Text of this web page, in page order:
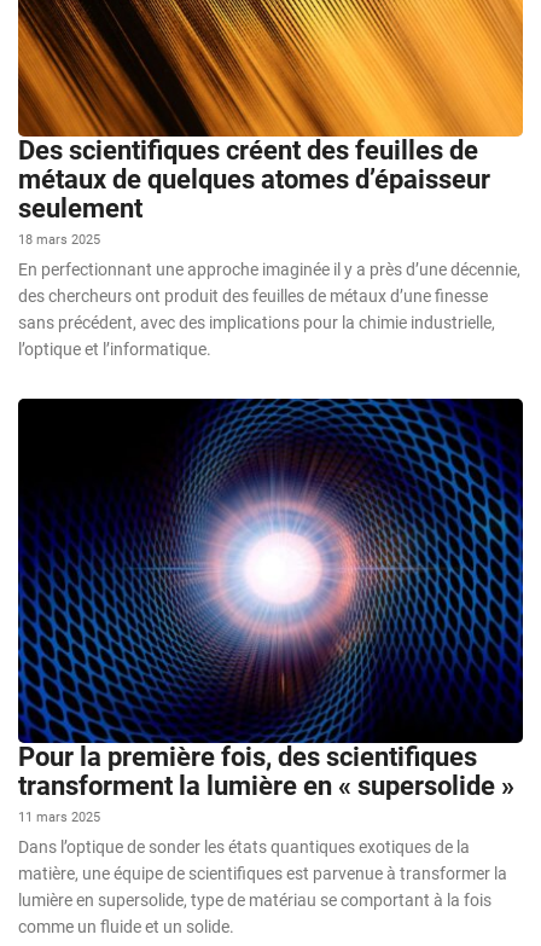
Des scientifiques créent des feuilles de
métaux de quelques atomes d’épaisseur
seulement
18 mars 2025
En perfectionnant une approche imaginée il y a près d’une décennie,
des chercheurs ont produit des feuilles de métaux d’une finesse
sans précédent, avec des implications pour la chimie industrielle,
l’optique et l’informatique.
Pour la première fois, des scientifiques
transforment la lumière en « supersolide »
11 mars 2025
Dans l’optique de sonder les états quantiques exotiques de la
matière, une équipe de scientifiques est parvenue à transformer la
lumière en supersolide, type de matériau se comportant à la fois
comme un fluide et un solide.